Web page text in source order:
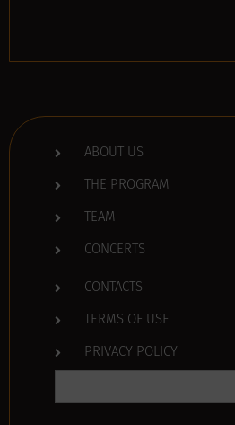
ABOUT US
THE PROGRAM
TEAM
CONCERTS
CONTACTS
TERMS OF USE
PRIVACY POLICY
Search